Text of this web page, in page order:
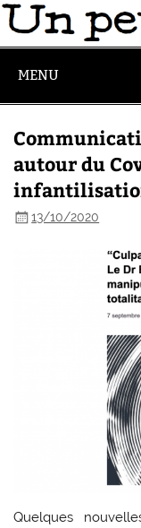
MENU
autour du
13/10/2020
Quelques